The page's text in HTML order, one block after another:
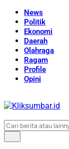
News
Politik
Ekonomi
Daerah
Olahraga
Ragam
Profile
Opini